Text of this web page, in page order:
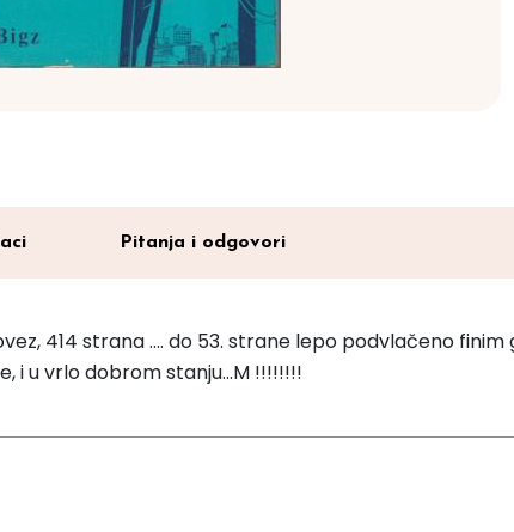
Pitanja i odgovori
414 strana .... do 53. strane lepo podvlačeno
i u vrlo dobrom stanju...M !!!!!!!!